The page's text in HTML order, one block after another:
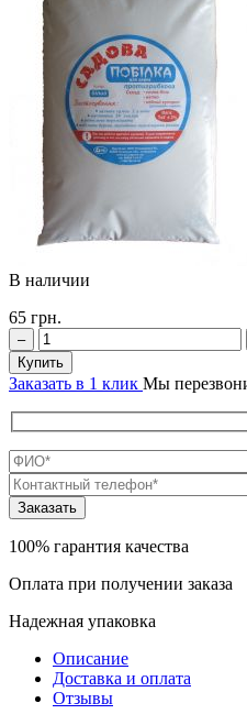
В наличии
65 грн.
–
Купить
Заказать в 1 клик Мы
100% гарантия качества
Оплата при получении заказа
Надежная упаковка
Описание
Доставка и оплата
Отзывы